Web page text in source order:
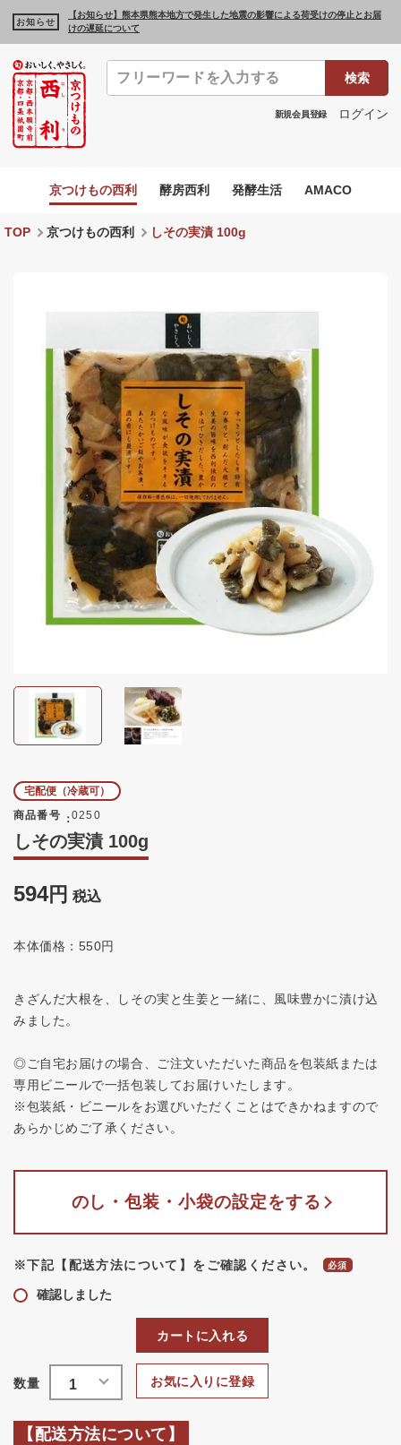
お知らせ
【お知らせ】熊本県熊本地方で発生した地震の影響による荷受けの停止とお届
けの遅延について
検索
新規会員登録 ログイン
京つけもの西利 酵房西利 発酵生活 AMACO
TOP 京つけもの西利 しその実漬 100g
宅配便（冷蔵可）
商品番号
0250
しその実漬 100g
594 税込
本体価格：550円
きざんだ大根を、しその実と生姜と一緒に、風味豊かに漬け込
みました。
◎ご自宅お届けの場合、ご注文いただいた商品を包装紙または
専用ビニールで一括包装してお届けいたします。
※包装紙・ビニールをお選びいただくことはできかねますので
あらかじめご了承ください。
のし・包装・小袋の設定をする
※下記【配送方法について】をご確認ください。
確認しました
お気に入りに登録
カートに入れる
【配送方法について】